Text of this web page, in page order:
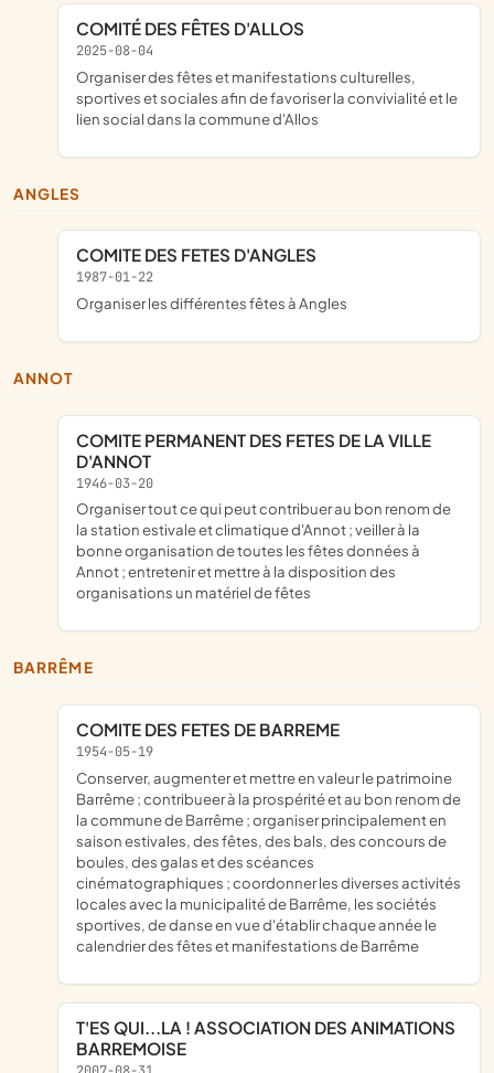
COMITÉ DES FÊTES D'ALLOS
2025-08-04
organiser des fêtes et manifestations culturelles,
sportives et sociales afin de favoriser la convivialité et le
lien social dans la commune d'Allos
ANGLES
COMITE DES FETES D'ANGLES
1987-01-22
organiser les différentes fêtes à Angles
ANNOT
COMITE PERMANENT DES FETES DE LA VILLE
D'ANNOT
1946-03-20
organiser tout ce qui peut contribuer au bon renom de
la station estivale et climatique d'Annot ; veiller à la
bonne organisation de toutes les fêtes données à
Annot ; entretenir et mettre à la disposition des
organisations un matériel de fêtes
BARRÊME
COMITE DES FETES DE BARREME
1954-05-19
Conserver, augmenter et mettre en valeur le patrimoine
Barrême ; contribueer à la prospérité et au bon renom de
la commune de Barrême ; organiser principalement en
saison estivales, des fêtes, des bals, des concours de
boules, des galas et des scéances
cinématographiques ; coordonner les diverses activités
locales avec la municipalité de Barrême, les sociétés
sportives, de danse en vue d'établir chaque année le
calendrier des fêtes et manifestations de Barrême
T'ES QUI...LA ! ASSOCIATION DES ANIMATIONS
BARREMOISE